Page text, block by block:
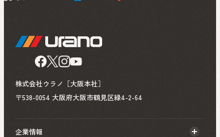
株式会社ウラノ［大阪本社］
〒538-0054 大阪府大阪市鶴見区緑4-2-64
企業情報